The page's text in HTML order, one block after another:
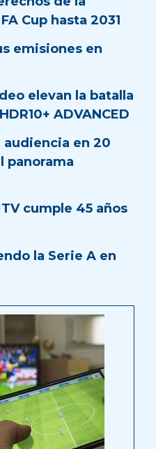
Cup hasta 2031
emisiones en
elevan la batalla
ADVANCED
audiencia en 20
panorama
cumple 45 años
la Serie A en